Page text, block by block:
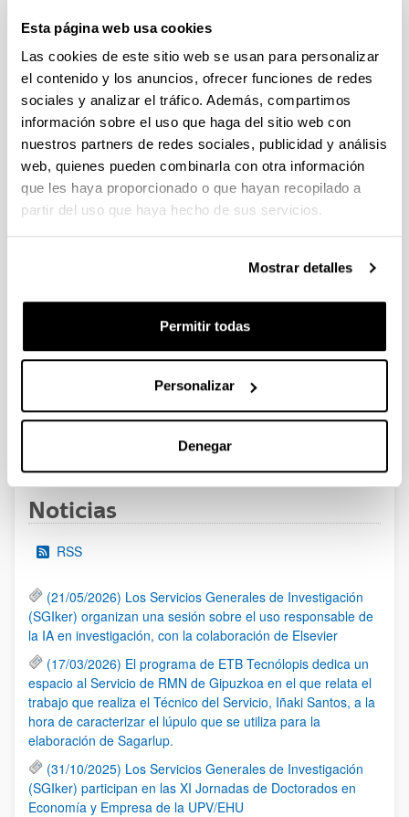
Esta página web usa cookies
Las cookies de este sitio web se usan para personalizar
el contenido y los anuncios, ofrecer funciones de redes
sociales y analizar el tráfico. Además, compartimos
información sobre el uso que haga del sitio web con
nuestros partners de redes sociales, publicidad y análisis
web, quienes pueden combinarla con otra información
que les haya proporcionado o que hayan recopilado a
partir del uso que haya hecho de sus servicios.
Mostrar detalles
Permitir todas
Personalizar
Denegar
(Ciencias de la vida y la materia, Ciencias Sociales y
Humanidades)
Plazo de presentación cerrado (Fecha de fin del plazo de
presentación: 02/10/2025 23:59)
08/08/2025. Plazo para solicitar carta acreditativa en el centro
de investigación finaliza el 24 de septiembre de 2025.
PIFG25/25: “ Advanced Scientific Machine Learning and
Uncertainty Quantification Methods with Applications to
Materials Science”
06/08/2025. Resolución definitiva de concesión.
CONVOCATORIA PROGRAMA PREDOCTORAL DE
Plazo de presentación cerrado: 31/07/2025 - 08/09/2025 23:59
Se ha publicado la convocatoria
Páginas intermedias Use TAB para desplazarse.
PáginaPágina
14 15
Noticias
RSS
(21/05/2026) Los Servicios Generales de Investigación
(SGIker) organizan una sesión sobre el uso responsable de
la IA en investigación, con la colaboración de Elsevier
(17/03/2026) El programa de ETB Tecnólopis dedica un
espacio al Servicio de RMN de Gipuzkoa en el que relata el
trabajo que realiza el Técnico del Servicio, Iñaki Santos, a la
hora de caracterizar el lúpulo que se utiliza para la
elaboración de Sagarlup.
(31/10/2025) Los Servicios Generales de Investigación
(SGIker) participan en las XI Jornadas de Doctorados en
Economía y Empresa de la UPV/EHU